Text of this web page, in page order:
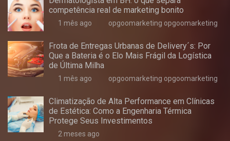
competência real de marketing bonito
1 mês ago opgoomarketing opgoomarketing
Frota de Entregas Urbanas de Delivery´s: Por
Que a Bateria é o Elo Mais Frágil da Logística
de Última Milha
1 mês ago opgoomarketing opgoomarketing
Climatização de Alta Performance em Clínicas
de Estética: Como a Engenharia Térmica
Protege Seus Investimentos
2 meses ago